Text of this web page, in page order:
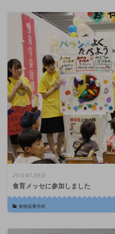
2016年7月4日
食育メッセに参加しました
食物栄養学科